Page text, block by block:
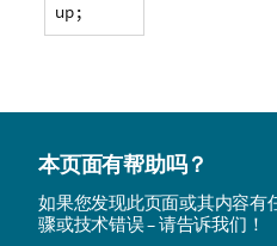
up;
本页面有帮助吗？
如果您发现此页面或其内容有
骤或技术错误 – 请告诉我们！